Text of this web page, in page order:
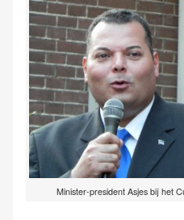
Minister-president Asjes bij het